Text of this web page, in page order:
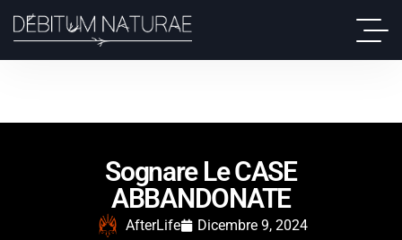
Sognare Le CASE
ABBANDONATE
AfterLife
Dicembre 9, 2024